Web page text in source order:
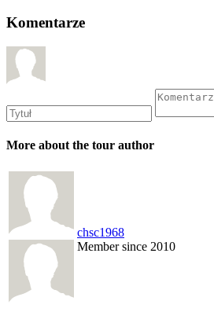
Komentarze
More about the tour author
chsc1968
Member since 2010